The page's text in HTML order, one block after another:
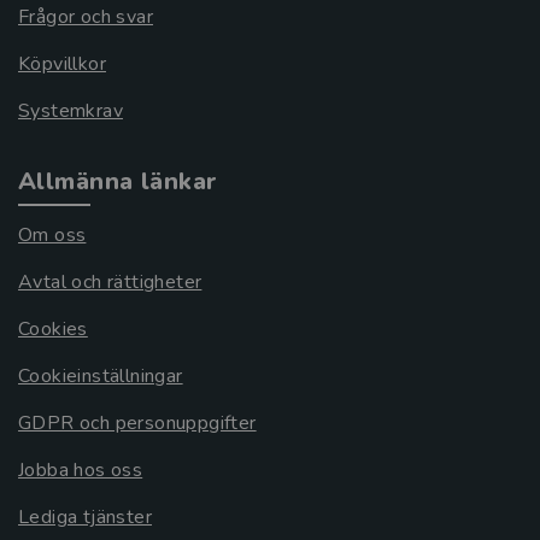
Frågor och svar
Köpvillkor
Systemkrav
Allmänna länkar
Om oss
Avtal och rättigheter
Cookies
Cookieinställningar
GDPR och personuppgifter
Jobba hos oss
Lediga tjänster